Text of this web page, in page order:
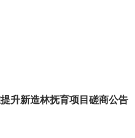
升新造林抚育项目磋商公告